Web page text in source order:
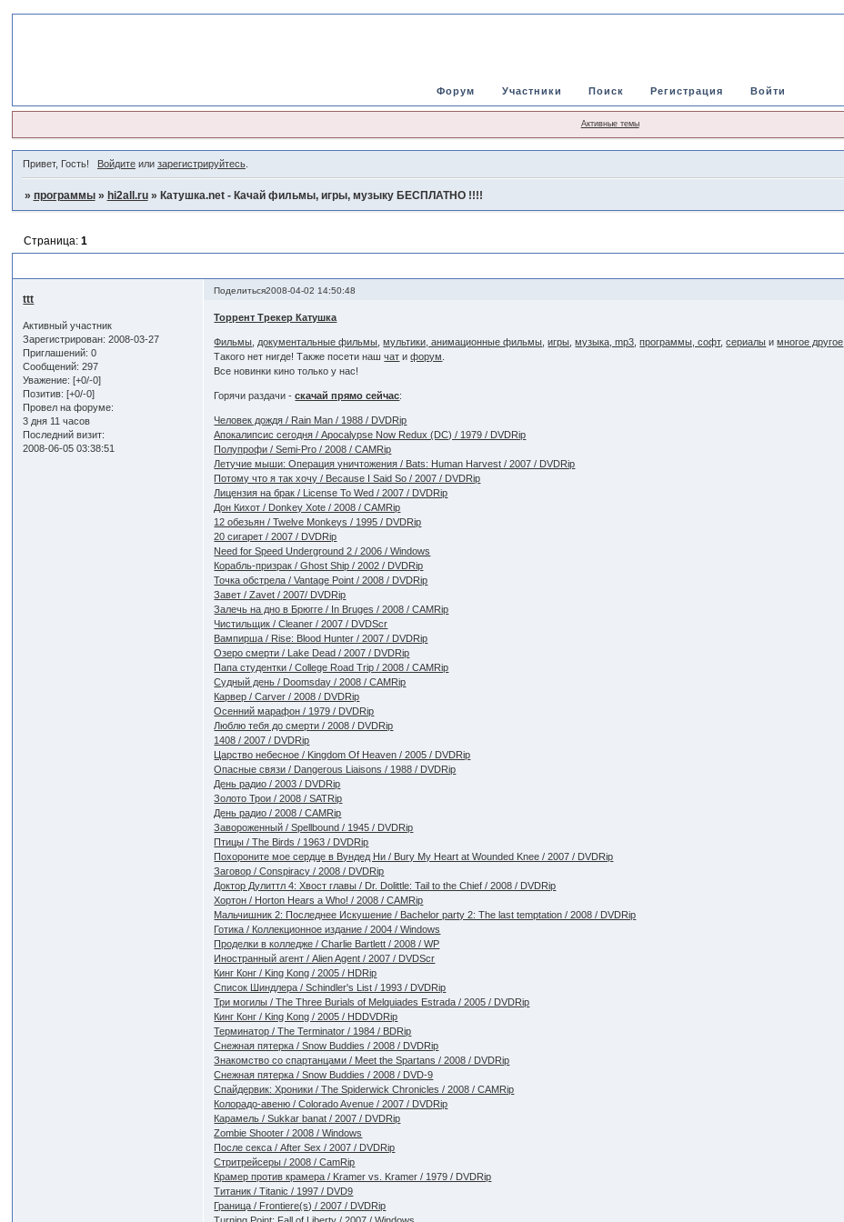
Форум Участники Поиск Регистрация Войти
Активные темы
Привет, Гость! Войдитеили зарегистрируйтесь.
» программы » hi2all.ru » Катушка.net - Качай фильмы, игры, музыку БЕСПЛАТНО !!!!
Страница: 1
Поделиться2008-04-02 14:50:48
ttt
Активный участник
Зарегистрирован: 2008-03-27
Приглашений: 0
Сообщений: 297
Уважение: [+0/-0]
Позитив: [+0/-0]
Провел на форуме:
3 дня 11 часов
Последний визит:
2008-06-05 03:38:51
Торрент Трекер Катушка
Фильмы,документальные фильмы,мультики, анимационные фильмы,игры,музыка, mp3,программы, софт,сериалы имногое другое
Такого нет нигде! Также посети нашчат ифорум.
Все новинки кино только у нас!
Горячи раздачи -скачай прямо сейчас:
Человек дождя / Rain Man / 1988 / DVDRip
Апокалипсис сегодня / Apocalypse Now Redux (DC) / 1979 / DVDRip
Полупрофи / Semi-Pro / 2008 / CAMRip
Летучие мыши: Операция уничтожения / Bats: Human Harvest / 2007 / DVDRip
Потому что я так хочу / Because I Said So / 2007 / DVDRip
Лицензия на брак / License To Wed / 2007 / DVDRip
Дон Кихот / Donkey Xote / 2008 / CAMRip
12 обезьян / Twelve Monkeys / 1995 / DVDRip
20 сигарет / 2007 / DVDRip
Need for Speed Underground 2 / 2006 / Windows
Корабль-призрак / Ghost Ship / 2002 / DVDRip
Точка обстрела / Vantage Point / 2008 / DVDRip
Завет / Zavet / 2007/ DVDRip
Залечь на дно в Брюгге / In Bruges / 2008 / CAMRip
Чистильщик / Cleaner / 2007 / DVDScr
Вампирша / Rise: Blood Hunter / 2007 / DVDRip
Озеро смерти / Lake Dead / 2007 / DVDRip
Папа студентки / College Road Trip / 2008 / CAMRip
Судный день / Doomsday / 2008 / CAMRip
Карвер / Carver / 2008 / DVDRip
Осенний марафон / 1979 / DVDRip
Люблю тебя до смерти / 2008 / DVDRip
1408 / 2007 / DVDRip
Царство небесное / Kingdom Of Heaven / 2005 / DVDRip
Опасные связи / Dangerous Liaisons / 1988 / DVDRip
День радио / 2003 / DVDRip
Золото Трои / 2008 / SATRip
День радио / 2008 / CAMRip
Завороженный / Spellbound / 1945 / DVDRip
Птицы / The Birds / 1963 / DVDRip
Похороните мое сердце в Вундед Ни / Bury My Heart at Wounded Knee / 2007 / DVDRip
Заговор / Conspiracy / 2008 / DVDRip
Доктор Дулиттл 4: Хвост главы / Dr. Dolittle: Tail to the Chief / 2008 / DVDRip
Xортон / Horton Hears a Who! / 2008 / CAMRip
Мальчишник 2: Последнее Искушение / Bachelor party 2: The last temptation / 2008 / DVDRip
Готика / Коллекционное издание / 2004 / Windows
Проделки в колледже / Charlie Bartlett / 2008 / WP
Иностранный агент / Alien Agent / 2007 / DVDScr
Кинг Конг / King Kong / 2005 / HDRip
Список Шиндлера / Schindler's List / 1993 / DVDRip
Три могилы / The Three Burials of Melquiades Estrada / 2005 / DVDRip
Кинг Конг / King Kong / 2005 / HDDVDRip
Терминатор / The Terminator / 1984 / BDRip
Снежная пятерка / Snow Buddies / 2008 / DVDRip
Знакомство со спартанцами / Meet the Spartans / 2008 / DVDRip
Снежная пятерка / Snow Buddies / 2008 / DVD-9
Спайдервик: Хроники / The Spiderwick Chronicles / 2008 / CAMRip
Колорадо-авеню / Colorado Avenue / 2007 / DVDRip
Карамель / Sukkar banat / 2007 / DVDRip
Zombie Shooter / 2008 / Windows
После секса / After Sex / 2007 / DVDRip
Стритрейсеры / 2008 / CamRip
Крамер против крамера / Kramer vs. Kramer / 1979 / DVDRip
Титаник / Titanic / 1997 / DVD9
Граница / Frontiere(s) / 2007 / DVDRip